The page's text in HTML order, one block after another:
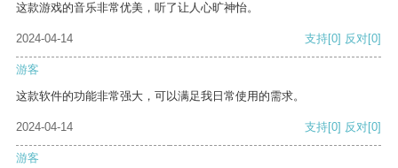
这款游戏的音乐非常优美，听了让人心旷神怡。
2024-04-14 支持[0] 反对[0]
游客
这款软件的功能非常强大，可以满足我日常使用的需求。
2024-04-14 支持[0] 反对[0]
游客